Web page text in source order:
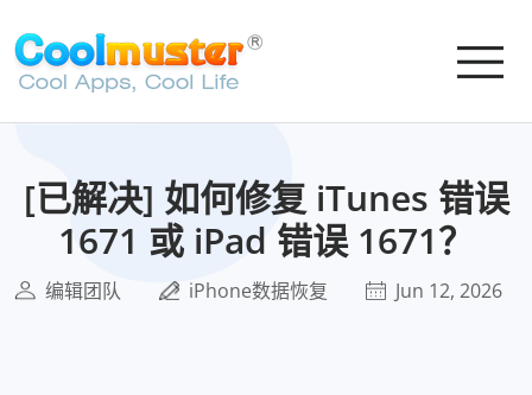
[已解决] 如何修复 iTunes 错误
1671 或 iPad 错误 1671？
编辑团队 iPhone数据恢复 Jun 12, 2026